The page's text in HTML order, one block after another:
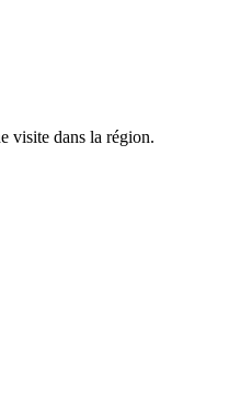
visite dans la région.